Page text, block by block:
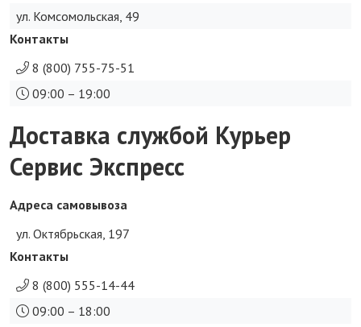
ул. Комсомольская, 49
Контакты
8 (800) 755-75-51
09:00 – 19:00
Доставка службой Курьер
Сервис Экспресс
Адреса самовывоза
ул. Октябрьская, 197
Контакты
8 (800) 555-14-44
09:00 – 18:00